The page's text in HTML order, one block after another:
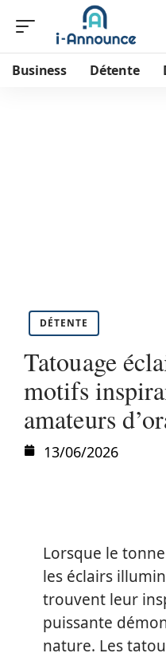
Business Détente
DÉTENTE
Tatouage
motifs
amateurs
13/06/2026
Lorsque le
les éclairs
trouvent leur
puissante
nature. Les